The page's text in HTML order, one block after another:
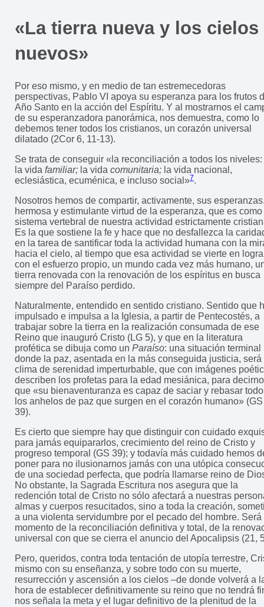
«La tierra nueva y los cielos
nuevos»
Por eso mismo, y en medio de tan estremecedoras
perspectivas, Pablo VI apoya su esperanza para los frutos
Año Santo en la acción del Espíritu. Y al mostrarnos el
de su esperanzadora panorámica, nos demuestra, como lo
debemos tener todos los cristianos, un corazón universal
dilatado (2Cor 6, 11-13).
Se trata de conseguir «la reconciliación a todos los niveles:
la vida familiar; la vida comunitaria; la vida nacional,
eclesiástica, ecuménica, e incluso social»7.
Nosotros hemos de compartir, activamente, sus
hermosa y estimulante virtud de la esperanza, que es
sistema vertebral de nuestra actividad estrictamente
Es la que sostiene la fe y hace que no desfallezca la
en la tarea de santificar toda la actividad humana con la
hacia el cielo, al tiempo que esa actividad se vierte en
con el esfuerzo propio, un mundo cada vez más humano,
tierra renovada con la renovación de los espíritus en busca
siempre del Paraíso perdido.
Naturalmente, entendido en sentido cristiano. Sentido que
impulsado e impulsa a la Iglesia, a partir de Pentecostés, a
trabajar sobre la tierra en la realización consumada de ese
Reino que inauguró Cristo (LG 5), y que en la literatura
profética se dibuja como un Paraíso: una situación terminal
donde la paz, asentada en la más conseguida justicia, será
clima de serenidad imperturbable, que con imágenes
describen los profetas para la edad mesiánica, para
que «su bienaventuranza es capaz de saciar y rebasar
los anhelos de paz que surgen en el corazón humano» (GS
39).
Es cierto que siempre hay que distinguir con cuidado
para jamás equipararlos, crecimiento del reino de Cristo y
progreso temporal (GS 39); y todavía más cuidado hemos
poner para no ilusionarnos jamás con una utópica
de una sociedad perfecta, que podría llamarse reino de
No obstante, la Sagrada Escritura nos asegura que la
redención total de Cristo no sólo afectará a nuestras
almas y cuerpos resucitados, sino a toda la creación,
a una violenta servidumbre por el pecado del hombre. Será
momento de la reconciliación definitiva y total, de la
universal con que se cierra el anuncio del Apocalipsis (21,
Pero, queridos, contra toda tentación de utopía terrestre,
mismo con su enseñanza, y sobre todo con su muerte,
resurrección y ascensión a los cielos –de donde volverá a
hora de establecer definitivamente su reino que no tendrá
nos señala la meta y el lugar definitivo de la plenitud de la